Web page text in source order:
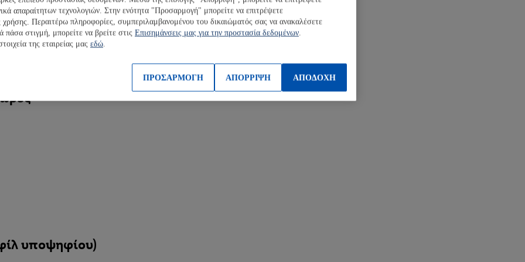
κλήσεων
υποψηφίου)
απαραίτητων τεχνολογιών. Στην ενότητα "Προσαρμογή" μπορείτε να επιτρέψετε
Περαιτέρω πληροφορίες, συμπεριλαμβανομένου του δικαιώματός σας να ανακαλέσετε
στιγμή, μπορείτε να βρείτε στις Επισημάνσεις μας για την προστασία δεδομένων.
της εταιρείας μας εδώ.
ΑΠΟΡΡΙΨΗ ΑΠΟΔΟΧΗ
ΠΡΟΣΑΡΜΟΓΗ